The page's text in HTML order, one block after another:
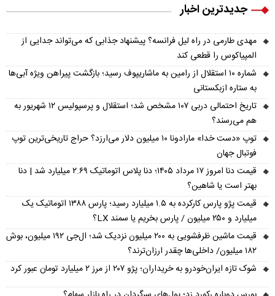
جدیدترین اخبار
مهدی طارمی در راه لیل فرانسه؟ پیشنهاد جذابی که می‌تواند جدایی از
المپیاکوس را قطعی کند
شماره ۱۰ استقلال از رامین به ماشاریپوف رسید؛ بازگشت پیراهن ویژه آبی‌ها
به ستاره ازبکستانی
تاریخ احتمالی دربی ۱۰۷ مشخص شد؛ استقلال و پرسپولیس ۱۲ شهریور به
هم می‌رسند؟
توپ «دست خدا» مارادونا ۱۰ میلیون دلار می‌ارزد؟ حراج تاریخی‌ترین توپ
فوتبال جهان
قیمت دنا امروز ۱۷ مرداد ۱۴۰۵؛ دنا پلاس اتوماتیک ۲.۶۹ میلیارد شد | دنا
بهتر است یا شاهین؟
قیمت پژو پارس کارکرده به ۱.۵ میلیارد رسید؛ پارس ۱۳۸۸ اتوماتیک یک
میلیارد و ۲۵۰ میلیون / پارس بخریم یا سمند LX؟
قیمت ماشین ظرفشویی به ۲۰۰ میلیون نزدیک شد؛ ال‌جی ۱۹۲ میلیون، بوش
۱۸۲ میلیون/ داخلی‌ها چقدر ارزان‌ترند؟
شوک تازه ایران‌خودرو به خریداران؛ پژو ۲۰۷ از مرز ۲ میلیارد تومان عبور کرد